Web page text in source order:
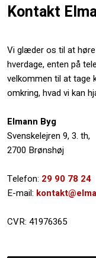
Kontakt
​​​Vi glæder os til at
hverdage, enten på
velkommen til at tage
omkring, hvad vi kan
Elmann Byg
Svenskelejren 9, 3. th,
2700 Brønshøj
Telefon: 29 90 78 24
​E-mail:
CVR: 41976365